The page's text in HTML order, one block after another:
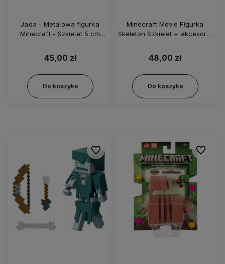
Jada - Metalowa figurka
Minecraft - Szkielet 5 cm
45,00 zł
Do koszyka
Minecraft Movie Figurka
Skeleton Szkielet + akcesoria
48,00 zł
Do koszyka
Do ulubionych Do